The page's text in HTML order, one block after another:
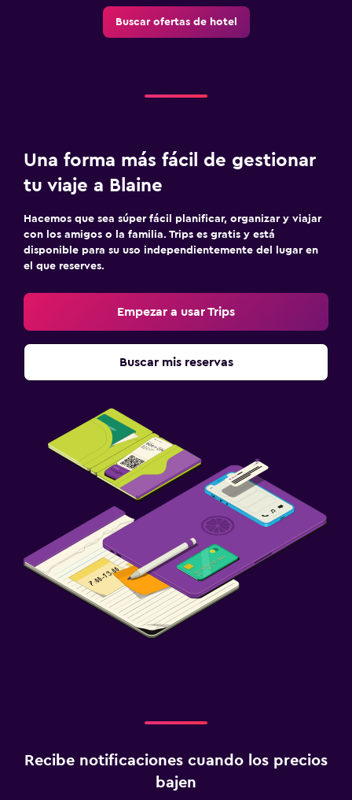
Buscar ofertas de hotel
Una forma más fácil de gestionar
tu viaje a Blaine
Hacemos que sea súper fácil planificar, organizar y viajar
con los amigos o la familia. Trips es gratis y está
disponible para su uso independientemente del lugar en
el que reserves.
Empezar a usar Trips
Buscar mis reservas
Recibe notificaciones cuando los precios
bajen